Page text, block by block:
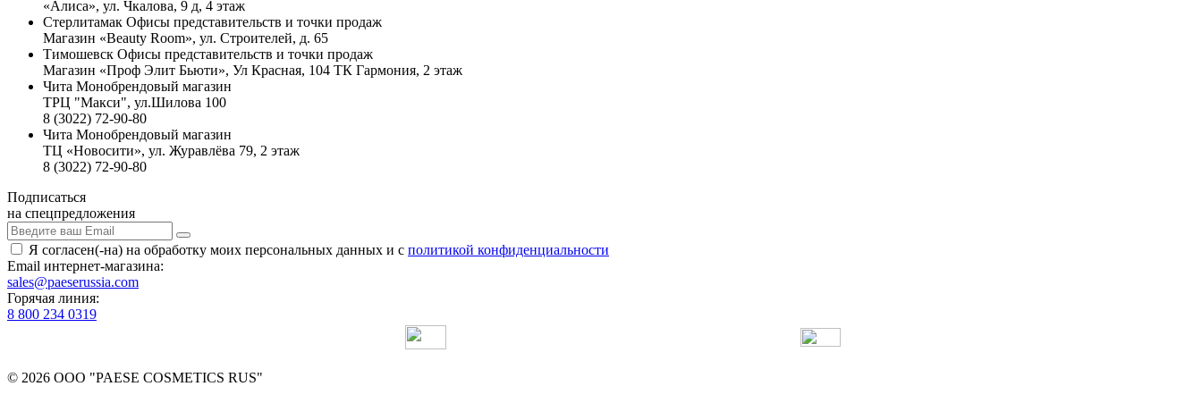
«Алиса», ул. Чкалова, 9 д, 4 этаж
Стерлитамак Офисы представительств и точки продаж
Магазин «Beauty Room», ул. Строителей, д. 65
Тимошевск Офисы представительств и точки продаж
Магазин «Проф Элит Бьюти», Ул Красная, 104 ТК Гармония, 2 этаж
Чита Монобрендовый магазин
ТРЦ "Макси", ул.Шилова 100
8 (3022) 72-90-80
Чита Монобрендовый магазин
ТЦ «Новосити», ул. Журавлёва 79, 2 этаж
8 (3022) 72-90-80
Подписаться
на спецпредложения
Я согласен(-на) на обработку моих персональных данных и с политикой конфиденциальности
Email интернет-магазина:
sales@paeserussia.com
Горячая линия:
8 800 234 0319
© 2026 ООО "PAESE COSMETICS RUS"